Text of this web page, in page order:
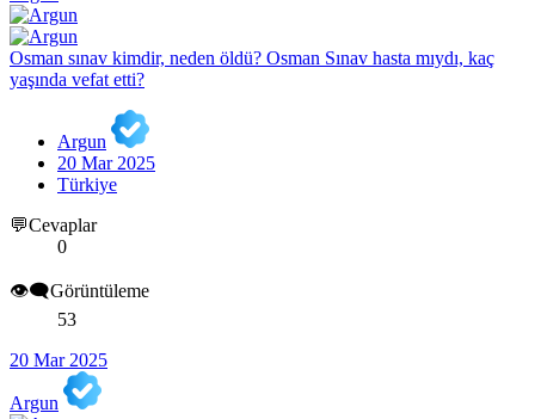
Osman sınav kimdir, neden öldü? Osman Sınav hasta mıydı, kaç
yaşında vefat etti?
Argun
20 Mar 2025
Türkiye
💬Cevaplar
0
👁️‍🗨️Görüntüleme
53
20 Mar 2025
Argun